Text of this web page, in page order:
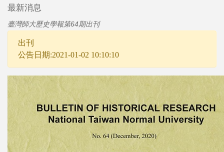
最新消息
臺灣師大歷史學報第64期出刊
出刊
公告日期:2021-01-02 10:10:10